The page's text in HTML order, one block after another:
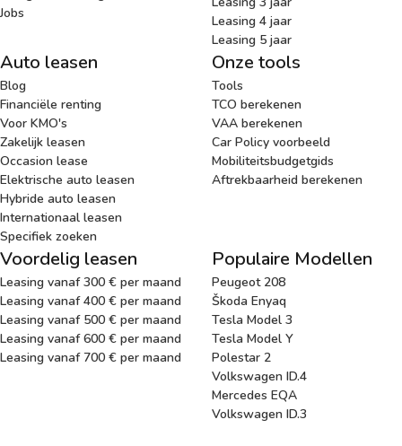
Jobs
Leasing 4 jaar
Leasing 5 jaar
Auto leasen
Blog
Financiële renting
Voor KMO's
Zakelijk leasen
Occasion lease
Elektrische auto leasen
Hybride auto leasen
Internationaal leasen
Specifiek zoeken
Onze tools
Tools
TCO berekenen
VAA berekenen
Car Policy voorbeeld
Mobiliteitsbudgetgids
Aftrekbaarheid berekenen
Voordelig leasen
Leasing vanaf 300 € per maand
Leasing vanaf 400 € per maand
Leasing vanaf 500 € per maand
Leasing vanaf 600 € per maand
Leasing vanaf 700 € per maand
Populaire Modellen
Peugeot 208
Škoda Enyaq
Tesla Model 3
Tesla Model Y
Polestar 2
Volkswagen ID.4
Mercedes EQA
Volkswagen ID.3